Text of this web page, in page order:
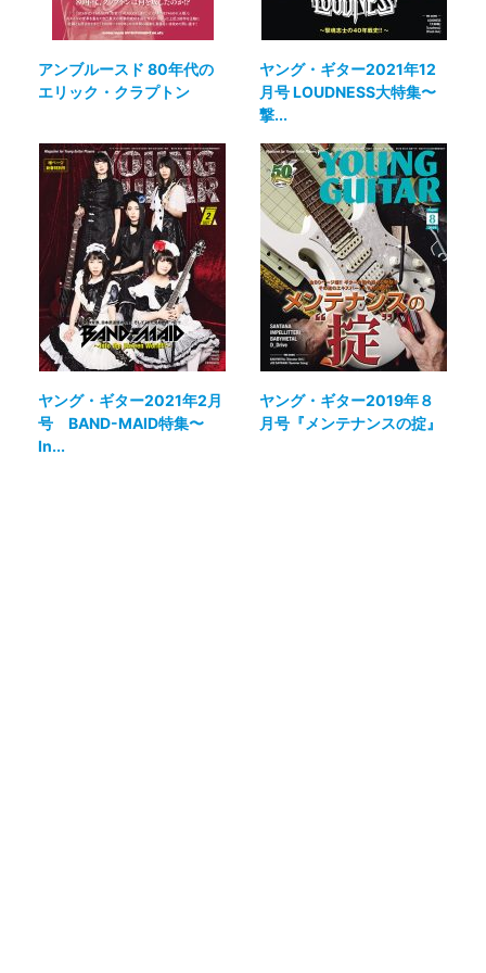
アンブルースド 80年代の
エリック・クラプトン
ヤング・ギター2021年12
月号 LOUDNESS大特集〜
撃...
ヤング・ギター2021年2月
号 BAND-MAID特集〜
In...
ヤング・ギター2019年８
月号『メンテナンスの掟』